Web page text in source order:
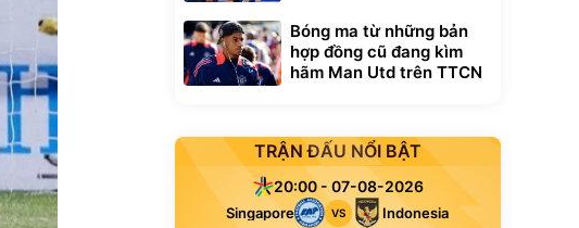
Bóng ma từ những bản
hợp đồng cũ đang kìm
hãm Man Utd trên TTCN
TRẬN ĐẤU NỔI BẬT
20:00 - 07-08-2026
Singapore VS Indonesia